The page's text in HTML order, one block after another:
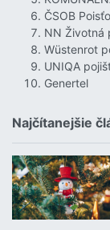
ČSOB
NN Životná
Wüstenrot
UNIQA
Genertel
Najčítanejšie